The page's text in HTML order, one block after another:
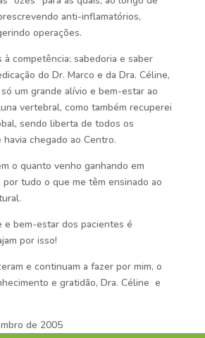
anti-inflamatórios,
operações.
à competência: sabedoria e saber
do Dr. Marco e da Dra. Céline,
um grande alívio e bem-estar ao
vertebral, como também recuperei
sendo liberta de todos os
chegado ao Centro.
o quanto venho ganhando em
por tudo o que me têm ensinado ao
e bem-estar dos pacientes é
por isso!
e continuam a fazer por mim, o
e gratidão, Dra. Céline e
de 2005